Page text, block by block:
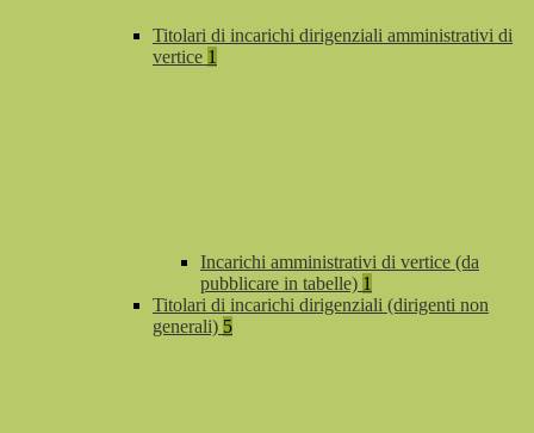
Titolari di incarichi dirigenziali amministrativi di
vertice 1
Incarichi amministrativi di vertice (da
pubblicare in tabelle) 1
Titolari di incarichi dirigenziali (dirigenti non
generali) 5